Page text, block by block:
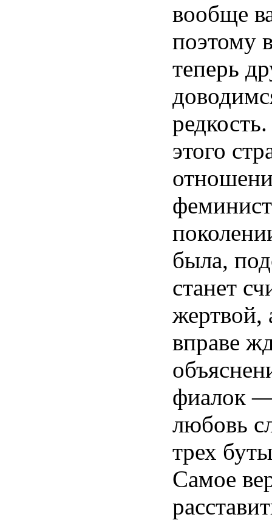
вообще
поэтому
теперь
этого
была,
станет
жертвой,
вправе
фиалок
любовь
трех
Самое